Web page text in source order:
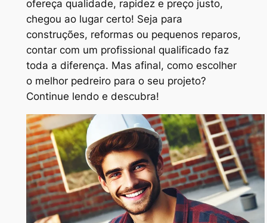
ofereça qualidade, rapidez e preço justo,
chegou ao lugar certo! Seja para
construções, reformas ou pequenos reparos,
contar com um profissional qualificado faz
toda a diferença. Mas afinal, como escolher
o melhor pedreiro para o seu projeto?
Continue lendo e descubra!